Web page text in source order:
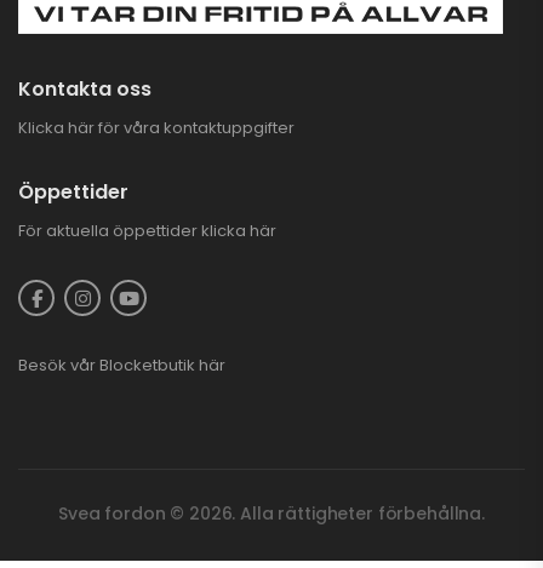
Kontakta oss
Klicka här för våra kontaktuppgifter
Öppettider
För aktuella öppettider klicka här
Besök vår Blocketbutik här
Svea fordon © 2026. Alla rättigheter förbehållna.